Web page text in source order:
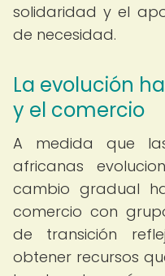
solidaridad y el
de necesidad.
La evolución
y el comercio
A medida que
africanas
cambio gradual
comercio con
de transición
obtener recursos